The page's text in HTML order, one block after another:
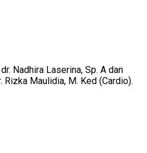
Nadhira Laserina, Sp. A dan
Maulidia, M. Ked (Cardio).